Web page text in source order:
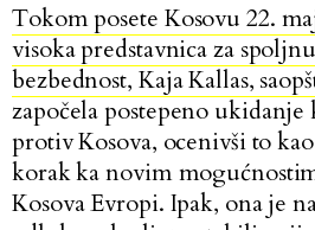
Tokom posete Kosovu 22.
visoka predstavnica za
bezbednost, Kaja Kallas,
započela postepeno
protiv Kosova, ocenivši to
korak ka novim
Kosova Evropi. Ipak, ona je